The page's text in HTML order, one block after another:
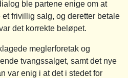
ble partene enige om at
frivillig salg, og deretter betale
det korrekte beløpet.
meglerforetak og
tvangssalget, samt det nye
var enig i at det i stedet for